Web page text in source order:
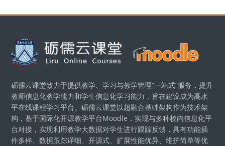
Blocks
砺儒云课堂致力于提供教学、学习与教学管理“一站式”服务，提升
教师信息化教学能力和学生信息化学习能力，旨在建设成为高水
平在线课程学习平台。砺儒云课堂以超融合基础架构作为技术架
构，基于国际化开源教学平台Moodle，实现与多种校内信息化平
台对接，实现利用教学大数据对学生进行跟踪反馈，具有功能插
件多样、数据跟踪详细、开源式、扩展性能优异、维护简单等优